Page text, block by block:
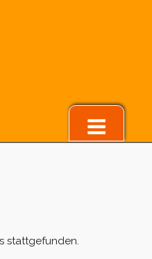
Menu
stattgefunden.